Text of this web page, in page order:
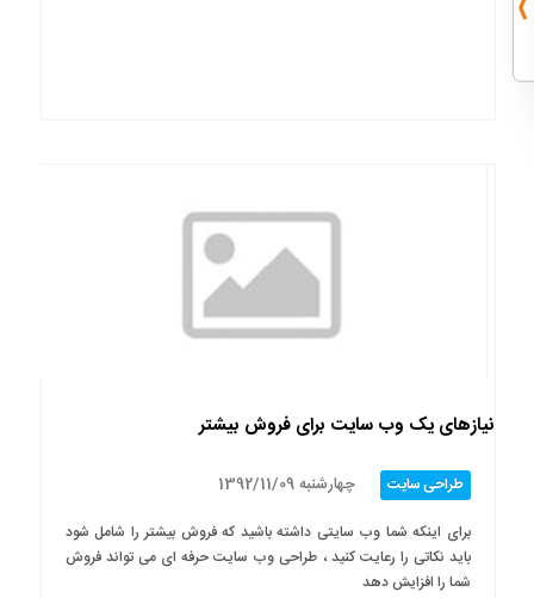
نیازهای یک وب سایت برای فروش بیشتر
طراحی سایت چهارشنبه 1392/11/09
برای اینکه شما وب سایتی داشته باشید که فروش بیشتر را شامل شود
باید نکاتی را رعایت کنید ، طراحی وب سایت حرفه ای می تواند فروش
شما را افزایش دهد